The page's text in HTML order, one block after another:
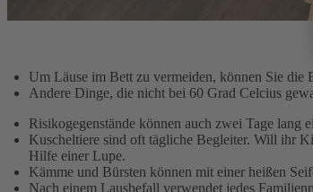
Um Läuse im Bett zu vermeiden, können Sie die
Andere Dinge, die nicht bei 60 Grad Celcius
Risikogegenstände können auch zwei Tage lang
Kuscheltiere sind oft tägliche Begleiter. Will ihr
Hilfe einer Lupe.
Kämme und Bürsten können mit einer heißen
Nach einem Lausbefall verwendet jedes